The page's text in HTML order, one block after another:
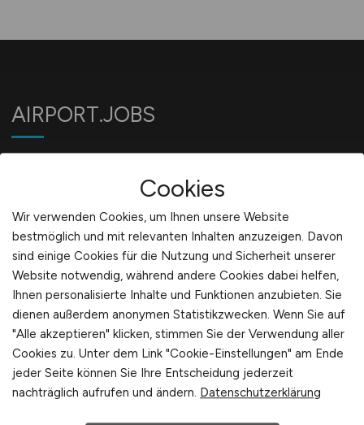
AIRPORT.JOBS
Für Arbeitgeber
Stellenanzeigen schalten
Mediadaten & Konditionen
Arbeitgeber Seite
Arbeitgeber Kontakt
Karrierenetzwerk
Cookies
Wir verwenden Cookies, um Ihnen unsere Website
bestmöglich und mit relevanten Inhalten anzuzeigen. Davon
sind einige Cookies für die Nutzung und Sicherheit unserer
Website notwendig, während andere Cookies dabei helfen,
Ihnen personalisierte Inhalte und Funktionen anzubieten. Sie
dienen außerdem anonymen Statistikzwecken. Wenn Sie auf
"Alle akzeptieren" klicken, stimmen Sie der Verwendung aller
Cookies zu. Unter dem Link "Cookie-Einstellungen" am Ende
jeder Seite können Sie Ihre Entscheidung jederzeit
nachträglich aufrufen und ändern. Datenschutzerklärung